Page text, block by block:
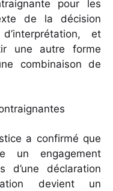
pour les
de la décision
et
une autre forme
combinaison de
a confirmé que
un engagement
d’une déclaration
devient un